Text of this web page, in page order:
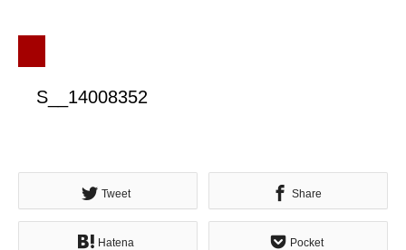
S__14008352
Tweet Share
Hatena Pocket